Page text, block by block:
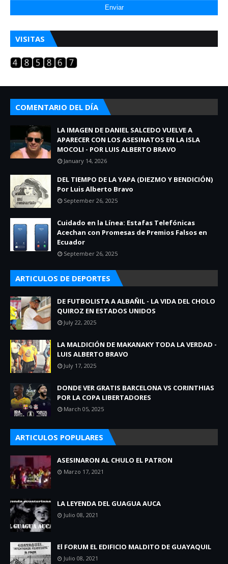
VISITAS
COMENTARIO DEL DÍA
LA IMAGEN DE DANIEL SALCEDO VUELVE A
APARECER CON LOS ASESINATOS EN LA ISLA
MOCOLI - POR LUIS ALBERTO BRAVO
January 14, 2026
DEL TIEMPO DE LA YAPA (DIEZMO Y BENDICIÓN)
Por Luis Alberto Bravo
September 26, 2025
Cuidado en la Línea: Estafas Telefónicas
Acechan con Promesas de Premios Falsos en
Ecuador
September 26, 2025
ARTICULOS DE DEPORTES
DE FUTBOLISTA A ALBAÑIL - LA VIDA DEL CHOLO
QUIROZ EN ESTADOS UNIDOS
July 22, 2025
LA MALDICIÓN DE MAKANAKY TODA LA VERDAD -
LUIS ALBERTO BRAVO
July 17, 2025
DONDE VER GRATIS BARCELONA VS CORINTHIAS
POR LA COPA LIBERTADORES
March 05, 2025
ARTICULOS POPULARES
ASESINARON AL CHULO EL PATRON
Marzo 17, 2021
LA LEYENDA DEL GUAGUA AUCA
Julio 08, 2021
El FORUM EL EDIFICIO MALDITO DE GUAYAQUIL
Julio 08, 2021